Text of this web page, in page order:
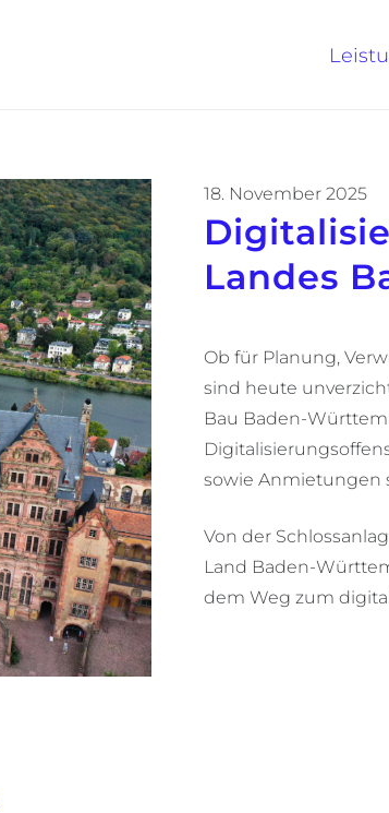
18. November 2025
Landes
Ob für Planung,
sind heute
Bau Baden-
sowie Anmietungen
Von der
Land Baden-
dem Weg zum